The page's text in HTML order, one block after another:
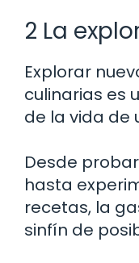
2 La
Explorar
culinarias es
de la vida de
Desde
hasta
recetas, la
sinfín de